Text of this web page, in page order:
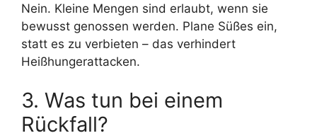
Nein. Kleine Mengen sind erlaubt, wenn sie
bewusst genossen werden. Plane Süßes ein,
statt es zu verbieten – das verhindert
Heißhungerattacken.
3. Was tun bei einem
Rückfall?